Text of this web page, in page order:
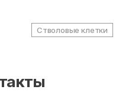
Стволовые клетки